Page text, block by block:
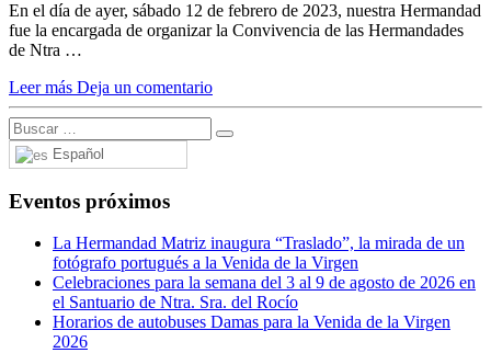
En el día de ayer, sábado 12 de febrero de 2023, nuestra Hermandad
fue la encargada de organizar la Convivencia de las Hermandades
de Ntra …
Leer más Deja un comentario
Español
Eventos próximos
La Hermandad Matriz inaugura “Traslado”, la mirada de un
fotógrafo portugués a la Venida de la Virgen
Celebraciones para la semana del 3 al 9 de agosto de 2026 en
el Santuario de Ntra. Sra. del Rocío
Horarios de autobuses Damas para la Venida de la Virgen
2026